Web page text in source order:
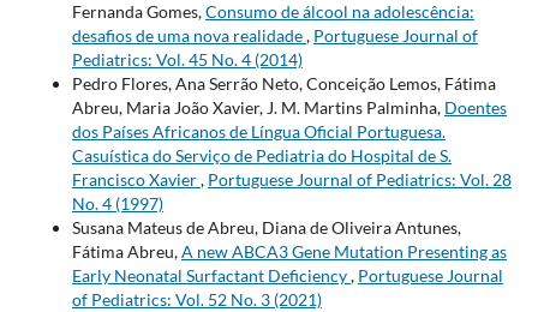
Fernanda Gomes,Consumo de álcool na adolescência:
desafios de uma nova realidade, Portuguese Journal of
Pediatrics: Vol. 45 No. 4 (2014)
Pedro Flores, Ana Serrão Neto, Conceição Lemos, Fátima
Abreu, Maria João Xavier, J. M. Martins Palminha, Doentes
dos Países Africanos de Língua Oficial Portuguesa.
Casuística do Serviço de Pediatria do Hospital de S.
Francisco Xavier, Portuguese Journal of Pediatrics: Vol. 28
No. 4 (1997)
Susana Mateus de Abreu, Diana de Oliveira Antunes,
Fátima Abreu,A new ABCA3 Gene Mutation Presenting as
Early Neonatal Surfactant Deficiency, Portuguese Journal
of Pediatrics: Vol. 52 No. 3 (2021)